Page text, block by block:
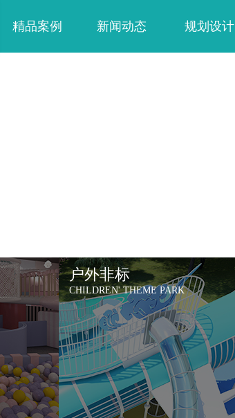
精品案例 新闻动态 规划设计
户外非标
CHILDREN' THEME PARK